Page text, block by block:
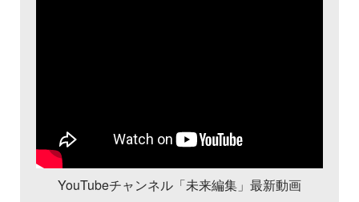
YouTubeチャンネル「未来編集」最新動画